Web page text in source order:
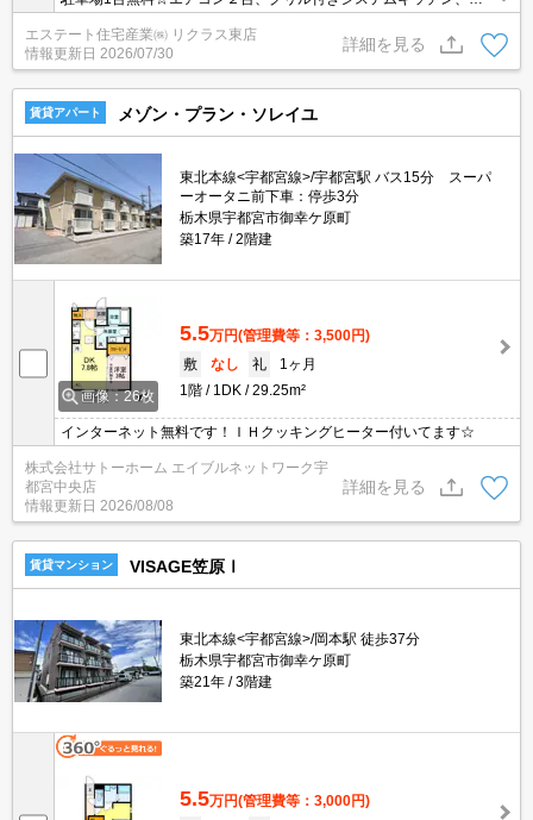
焚き付き♪
エステート住宅産業㈱ リクラス東店
情報更新日 2026/07/30
詳細を見る
賃貸アパート メゾン・プラン・ソレイユ
東北本線<宇都宮線>/宇都宮駅 バス15分 スーパ
ーオータニ前下車：停歩3分
栃木県宇都宮市御幸ケ原町
築17年
2階建
画像：26枚
5.5万円(管理費等：3,500円)
敷
なし 礼
1ヶ月
1階
1DK 29.25m²
インターネット無料です！ＩＨクッキングヒーター付いてます☆
株式会社サトーホーム エイブルネットワーク宇
都宮中央店
情報更新日 2026/08/08
詳細を見る
賃貸マンション VISAGE笠原Ⅰ
東北本線<宇都宮線>/岡本駅 徒歩37分
栃木県宇都宮市御幸ケ原町
築21年
3階建
5.5万円(管理費等：3,000円)